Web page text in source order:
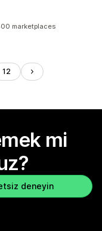
marketplaces
12
mi
deneyin